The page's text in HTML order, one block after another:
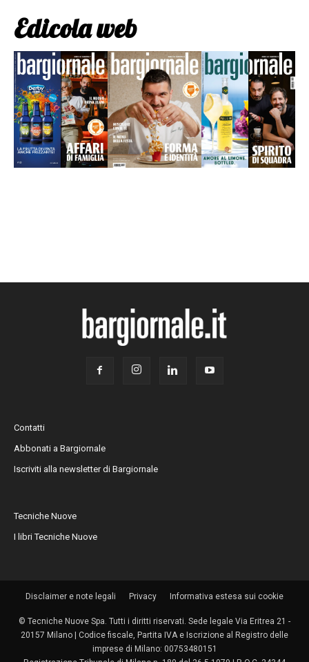
Edicola web
Contatti
Abbonati a Bargiornale
Iscriviti alla newsletter di Bargiornale
Tecniche Nuove
I libri Tecniche Nuove
Disclaimer e note legali Privacy Informativa estesa sui cookie
© Tecniche Nuove Spa. Tutti i diritti riservati. Sede legale Via Eritrea 21 -
20157 Milano | Codice fiscale, Partita IVA e Iscrizione al Registro delle
imprese di Milano: 00753480151